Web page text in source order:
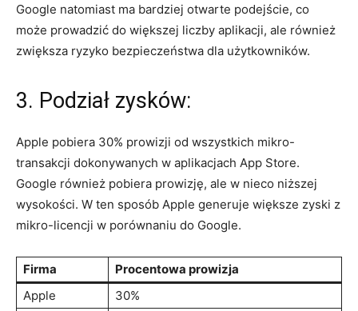
Google natomiast​ ma bardziej otwarte podejście, co
może prowadzić do większej liczby aplikacji, ale również⁤
zwiększa ryzyko bezpieczeństwa ‌dla użytkowników.
3. Podział‌ zysków:
Apple pobiera ‌30% prowizji⁤ od wszystkich mikro-
transakcji ⁣dokonywanych w aplikacjach App Store.
Google również pobiera prowizję, ale w nieco niższej
wysokości. W ten sposób Apple generuje większe zyski z
mikro-licencji w porównaniu do Google.
Firma
Procentowa prowizja
Apple
30%